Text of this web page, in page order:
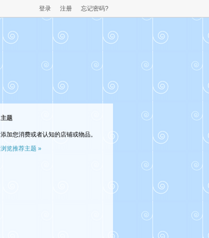
忘记密码?
注册
登录
主题
添加您消费或者认知的店铺或物品。
浏览推荐主题 »